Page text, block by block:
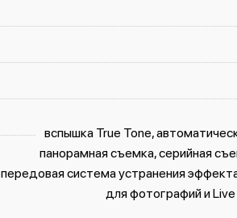
вспышка True Tone,
панорамная съемка, серийная
передовая система устранения
для фотографий и